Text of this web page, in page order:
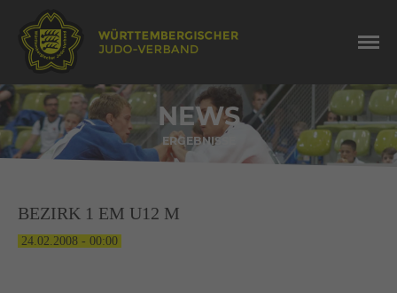
NEWS
ERGEBNISSE
BEZIRK 1 EM U12 M
24.02.2008 - 00:00